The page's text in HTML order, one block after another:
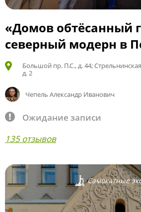
«Домов обтёсанный
северный модерн в
Большой пр. П.С., д. 44;
д. 2
Чепель Александр Иванович
Ожидание записи
135 отзывов
Самокатные